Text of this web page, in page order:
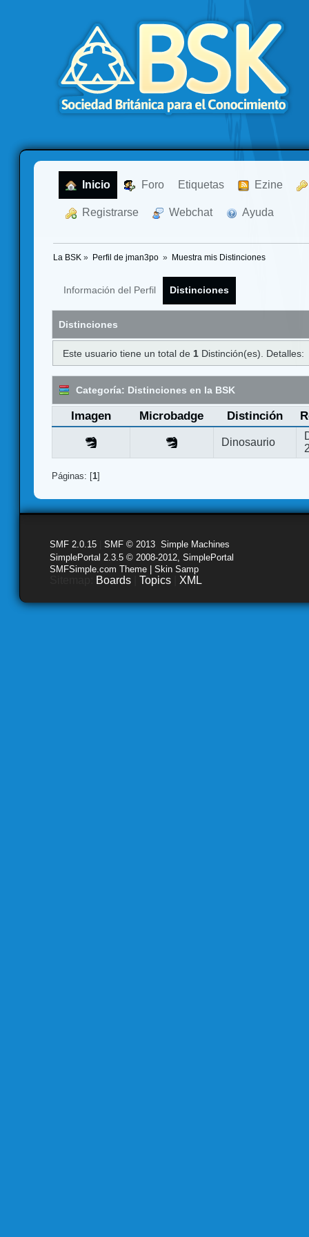
Inicio Foro Etiquetas Ezine
Registrarse Webchat Ayuda
La BSK » Perfil de jman3po » Muestra mis Distinciones
Información del Perfil Distinciones
Distinciones
Este usuario tiene un total de 1 Distinción(es). Detalles:
Categoría: Distinciones en la BSK
Imagen Microbadge Distinción
Dinosaurio
Páginas: [1]
SMF 2.0.15 SMF © 2013 Simple Machines
SimplePortal 2.3.5 © 2008-2012, SimplePortal
SMFSimple.com Theme | Skin Samp
Boards Topics XML